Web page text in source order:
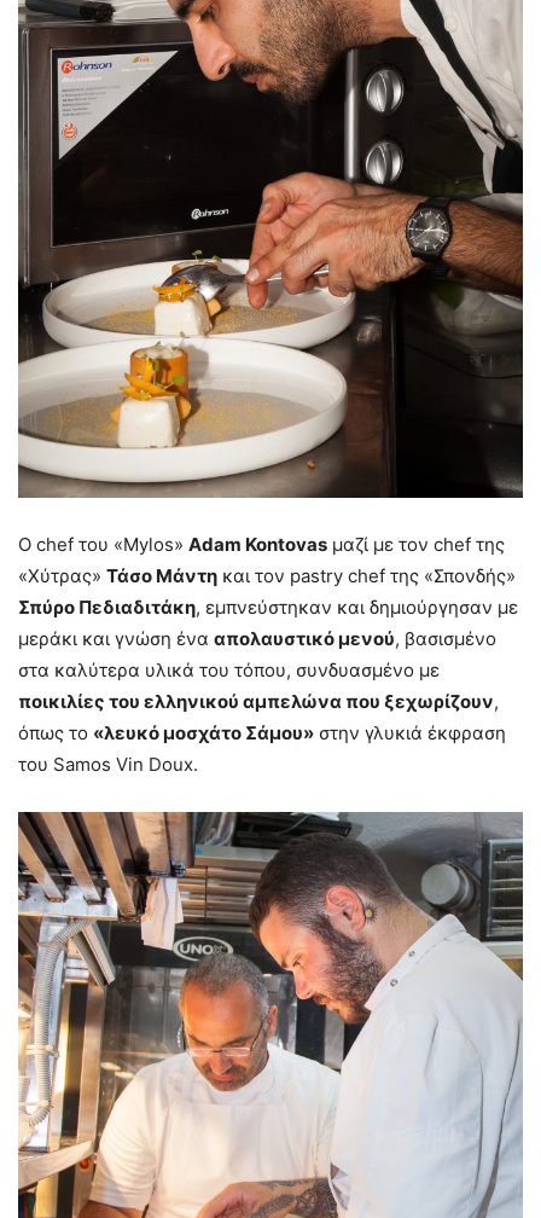
Ο chef του «Μylos» Adam Kontovas μαζί με τον chef της
«Χύτρας» Τάσο Μάντη και τον pastry chef της «Σπονδής»
Σπύρο Πεδιαδιτάκη, εμπνεύστηκαν και δημιούργησαν με
μεράκι και γνώση ένα απολαυστικό μενού, βασισμένο
στα καλύτερα υλικά του τόπου, συνδυασμένο με
ποικιλίες του ελληνικού αμπελώνα που ξεχωρίζουν,
όπως το «λευκό μοσχάτο Σάμου» στην γλυκιά έκφραση
του Samos Vin Doux.